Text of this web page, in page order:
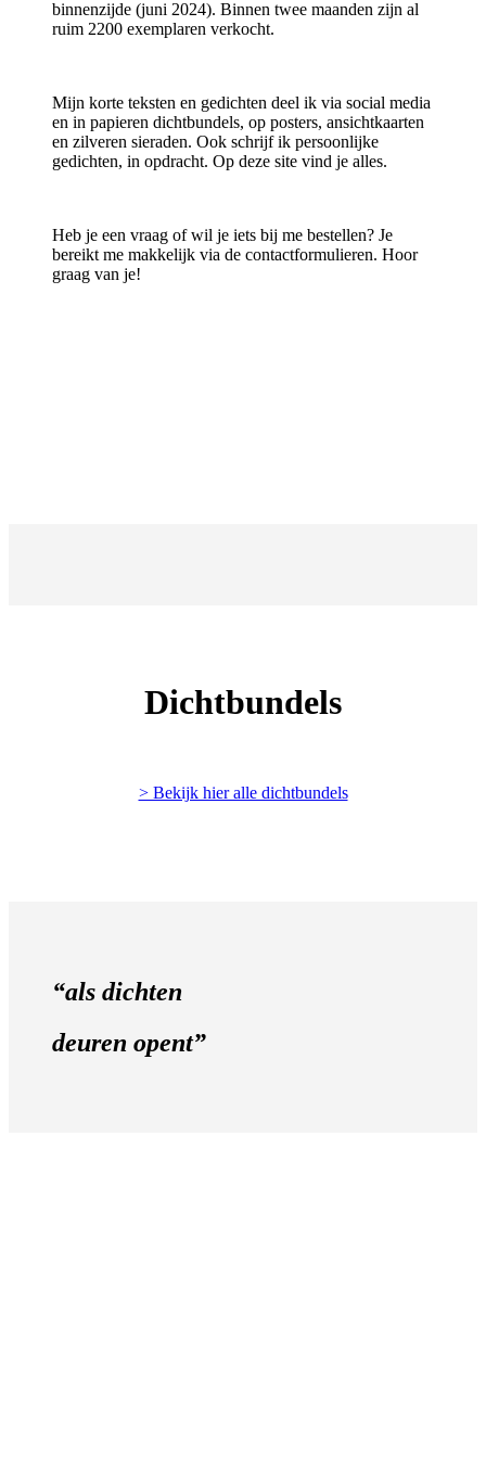
binnenzijde (juni 2024). Binnen twee maanden zijn al
ruim 2200 exemplaren verkocht.
Mijn korte teksten en gedichten deel ik via social media
en in papieren dichtbundels, op posters, ansichtkaarten
en zilveren sieraden. Ook schrijf ik persoonlijke
gedichten, in opdracht. Op deze site vind je alles.
Heb je een vraag of wil je iets bij me bestellen? Je
bereikt me makkelijk via de contactformulieren. Hoor
graag van je!
Dichtbundels
> Bekijk hier alle dichtbundels
“als dichten
deuren opent”